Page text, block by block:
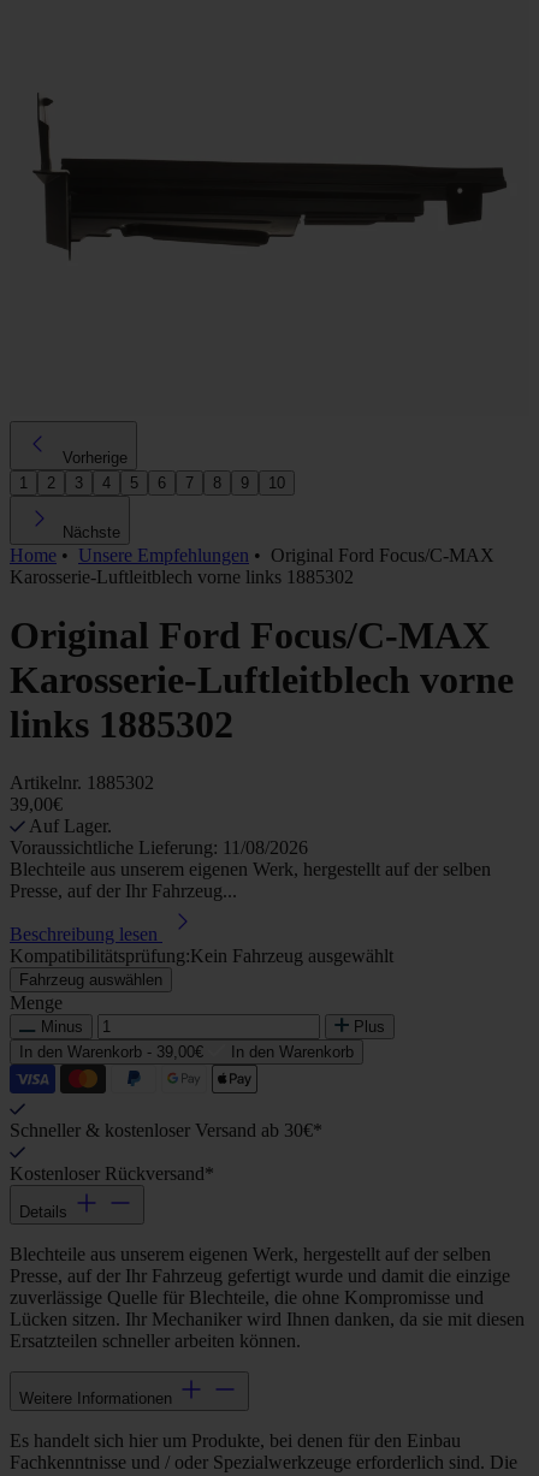
Vorherige
1
2 3 4 5 6 7 8 9 10
Nächste
Home • Unsere Empfehlungen • Original Ford Focus/C-MAX
Karosserie-Luftleitblech vorne links 1885302
Original Ford Focus/C-MAX
Karosserie-Luftleitblech vorne
links 1885302
Artikelnr. 1885302
39,00€
Auf Lager.
Voraussichtliche Lieferung: 11/08/2026
Blechteile aus unserem eigenen Werk, hergestellt auf der selben
Presse, auf der Ihr Fahrzeug...
Beschreibung lesen
Kompatibilitätsprüfung:Kein Fahrzeug ausgewählt
Fahrzeug auswählen
Menge
Minus
Plus
In den Warenkorb - 39,00€ In den Warenkorb
Schneller & kostenloser Versand ab 30€*
Kostenloser Rückversand*
Details
Blechteile aus unserem eigenen Werk, hergestellt auf der selben
Presse, auf der Ihr Fahrzeug gefertigt wurde und damit die einzige
zuverlässige Quelle für Blechteile, die ohne Kompromisse und
Lücken sitzen. Ihr Mechaniker wird Ihnen danken, da sie mit diesen
Ersatzteilen schneller arbeiten können.
Weitere Informationen
Es handelt sich hier um Produkte, bei denen für den Einbau
Fachkenntnisse und / oder Spezialwerkzeuge erforderlich sind. Die